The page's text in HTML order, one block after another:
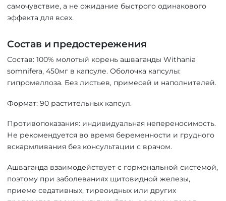
самочувствие, а не ожидание быстрого одинакового
эффекта для всех.
Состав и предостережения
Состав: 100% молотый корень ашваганды Withania
somnifera, 450мг в капсуле. Оболочка капсулы:
гипромеллоза. Без листьев, примесей и наполнителей.
Формат: 90 растительных капсул.
Противопоказания: индивидуальная непереносимость.
Не рекомендуется во время беременности и грудного
вскармливания без консультации с врачом.
Ашваганда взаимодействует с гормональной системой,
поэтому при заболеваниях щитовидной железы,
приеме седативных, тиреоидных или других